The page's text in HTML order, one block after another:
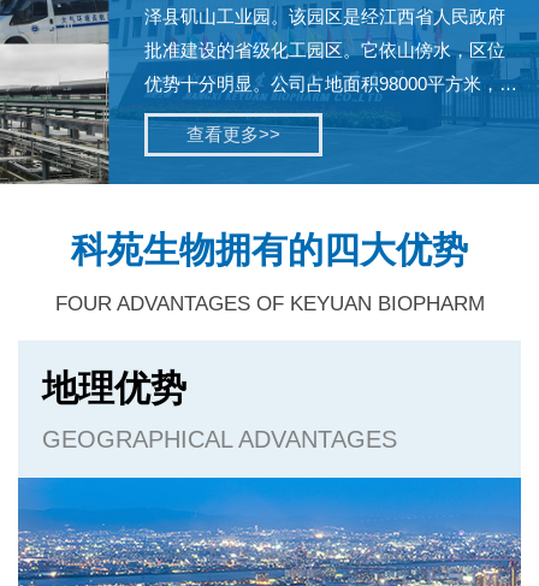
泽县矶山工业园。该园区是经江西省人民政府
批准建设的省级化工园区。它依山傍水，区位
优势十分明显。公司占地面积98000平方米，建
筑面积32000平方米。公司不但具备完善的生产
及配套设施，而且还拥有一所新产品研发中
心。对公司的健康发展提供了技术支撑和强劲
查看更多>>
科苑生物拥有的四大优势
FOUR ADVANTAGES OF KEYUAN BIOPHARM
地理优势
GEOGRAPHICAL ADVANTAGES